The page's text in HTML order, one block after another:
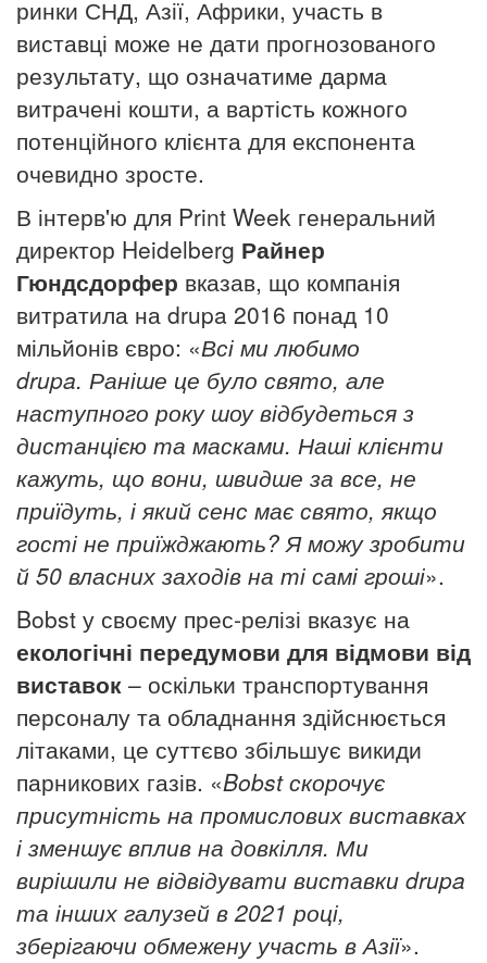
ринки СНД, Азії, Африки, участь в
виставці може не дати прогнозованого
результату, що означатиме дарма
витрачені кошти, а вартість кожного
потенційного клієнта для експонента
очевидно зросте.
В інтерв'ю для Print Week генеральний
директор Heidelberg Райнер
Гюндсдорфер вказав, що компанія
витратила на drupa 2016 понад 10
мільйонів євро: «Всі ми любимо
drupa. Раніше це було свято, але
наступного року шоувідбудеться з
дистанцією та масками. Наші клієнти
кажуть, що вони, швидше за все, не
приїдуть, і який сенс має свято, якщо
гості не приїжджають? Я можу зробити
й 50 власних заходів на ті самі гроші».
Bobst у своєму прес-релізі вказує на
екологічні передумови для відмови від
виставок – оскільки транспортування
персоналу та обладнання здійснюється
літаками, це суттєво збільшує викиди
парникових газів. «Bobstскорочує
присутність на промислових виставках
і зменшує вплив на довкілля. Ми
вирішили не відвідувати виставки drupa
та інших галузей в 2021 році,
зберігаючи обмежену участь в Азії».